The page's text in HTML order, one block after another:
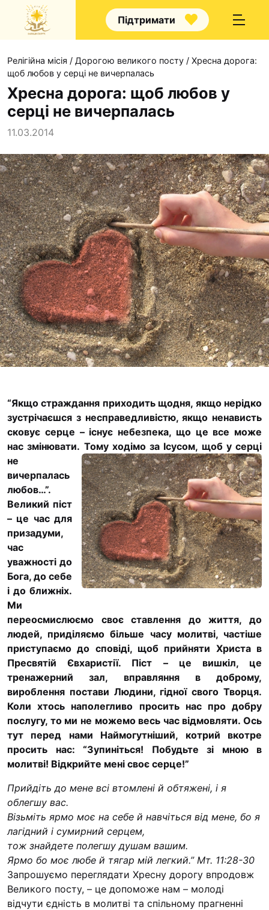
Підтримати
Про нас
Волонтерство
Наші напрямки
Наш покровитель
Контакти
Проекти
Футбольна команда
Кулінарний гурток
Іконописна школа
“Капеланчики”
Альтернатива
Чемпіонат з міні-
“КОПА”
Як допомогти
Ми помолимося
З рук в руки
Підтримати сім’ю
Юричко
“#Усинови_ТИ”
Законодавство
Контакти
(096) 749 79 80
procopecj@gmail.com
Релігійна місія / Дорогою великого посту / Хресна дорога:
щоб любов у серці не вичерпалась
Хресна дорога: щоб любов у
серці не вичерпалась
11.03.2014
“Якщо страждання приходить щодня, якщо нерідко
зустрічаєшся з несправедливістю, якщо ненависть
сковує серце – існує небезпека, що це все може
нас змінювати. Тому ходімо за Ісусом, щоб у серці
не
вичерпалась
любов…”.
Великий піст
– це час для
призадуми,
час
уважності до
Бога, до себе
і до ближніх.
Ми
переосмислюємо своє ставлення до життя, до
людей, приділяємо більше часу молитві, частіше
приступаємо до сповіді, щоб прийняти Христа в
Пресвятій Євхаристії. Піст – це вишкіл, це
тренажерний зал, вправляння в доброму,
вироблення постави Людини, гідної свого Творця.
Коли хтось наполегливо просить нас про добру
послугу, то ми не можемо весь час відмовляти. Ось
тут перед нами Наймогутніший, котрий вкотре
просить нас: “Зупиніться! Побудьте зі мною в
молитві! Відкрийте мені своє серце!”
Прийдіть до мене всі втомлені й обтяжені, і я
облегшу вас.
Візьміть ярмо моє на себе й навчіться від мене, бо я
лагідний і сумирний серцем,
тож знайдете полегшу душам вашим.
Ярмо бо моє любе й тягар мій легкий.” Мт. 11:28-30
Запрошуємо переглядати Хресну дорогу впродовж
Великого посту, – це допоможе нам – молоді
відчути єдність в молитві та спільному прагненні